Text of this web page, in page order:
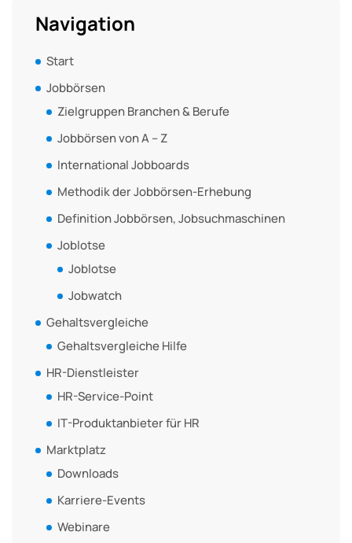
Navigation
Start
Jobbörsen
Zielgruppen Branchen & Berufe
Jobbörsen von A – Z
International Jobboards
Methodik der Jobbörsen-Erhebung
Definition Jobbörsen, Jobsuchmaschinen
Joblotse
Joblotse
Jobwatch
Gehaltsvergleiche
Gehaltsvergleiche Hilfe
HR-Dienstleister
HR-Service-Point
IT-Produktanbieter für HR
Marktplatz
Downloads
Karriere-Events
Webinare